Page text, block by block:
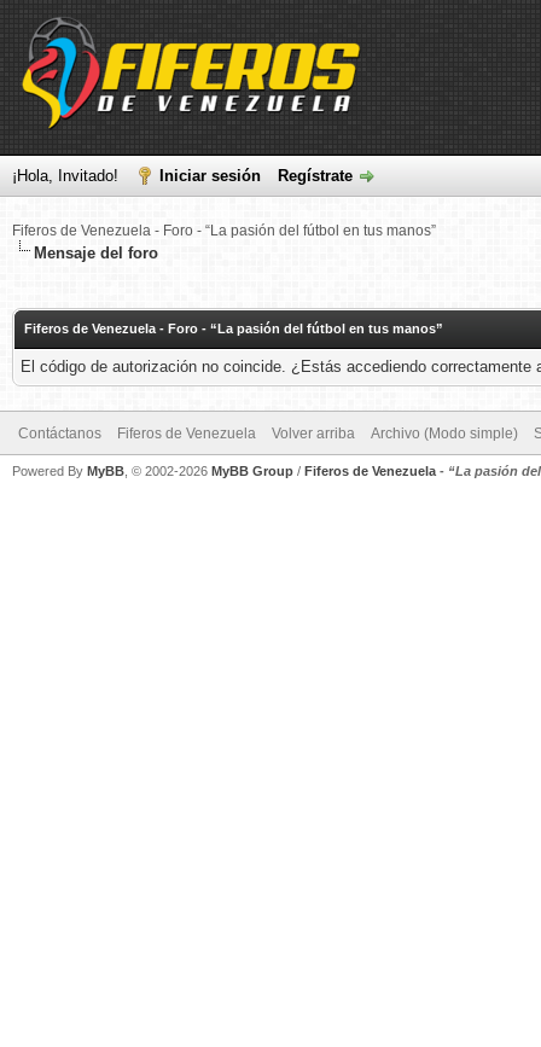
¡Hola, Invitado! Iniciar sesión Regístrate
Fiferos de Venezuela - Foro - “La pasión del fútbol en tus manos”
Mensaje del foro
Fiferos de Venezuela - Foro - “La pasión del fútbol en tus manos”
El código de autorización no coincide. ¿Estás accediendo
Contáctanos Fiferos de Venezuela Volver arriba Archivo (Modo simple)
Powered By MyBB , © 2002-2026 MyBB Group / Fiferos de Venezuela - “La pasión